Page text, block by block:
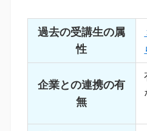
過去の受講生の属
性
企業との連携の有
無